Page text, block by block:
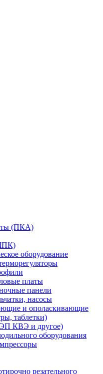
(ПКА)
оборудование
платы
панели
насосы
и ополаскивающие
таблетки)
КВЭ и другое)
оборудования
резательного